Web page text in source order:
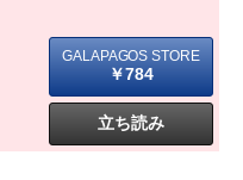
￥784
立ち読み